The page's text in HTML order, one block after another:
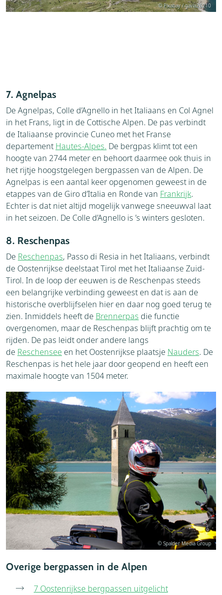
© Pixabay / gavia26210
7. Agnelpas
De Agnelpas, Colle d’Agnello in het Italiaans en Col Agnel
in het Frans, ligt in de Cottische Alpen. De pas verbindt
de Italiaanse provincie Cuneo met het Franse
departement Hautes-Alpes. De bergpas klimt tot een
hoogte van 2744 meter en behoort daarmee ook thuis in
het rijtje hoogstgelegen bergpassen van de Alpen. De
Agnelpas is een aantal keer opgenomen geweest in de
etappes van de Giro d’Italia en Ronde van Frankrijk.
Echter is dat niet altijd mogelijk vanwege sneeuwval laat
in het seizoen. De Colle d’Agnello is ’s winters gesloten.
8. Reschenpas
De Reschenpas, Passo di Resia in het Italiaans, verbindt
de Oostenrijkse deelstaat Tirol met het Italiaanse Zuid-
Tirol. In de loop der eeuwen is de Reschenpas steeds
een belangrijke verbinding geweest en dat is aan de
historische overblijfselen hier en daar nog goed terug te
zien. Inmiddels heeft de Brennerpas die functie
overgenomen, maar de Reschenpas blijft prachtig om te
rijden. De pas leidt onder andere langs
de Reschensee en het Oostenrijkse plaatsje Nauders. De
Reschenpas is het hele jaar door geopend en heeft een
maximale hoogte van 1504 meter.
© Spalder Media Group
Overige bergpassen in de Alpen
7 Oostenrijkse bergpassen uitgelicht